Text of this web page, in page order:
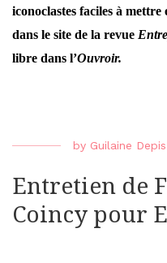
iconoclastes faciles à
dans le site de la revue
libre dans l’Ouvroir.
by Guilaine Depis
Entretien de
Coincy pour